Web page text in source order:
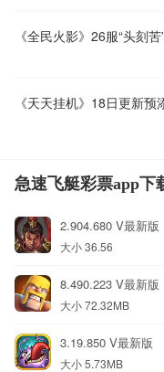
《全民火影》26服“头刻
急速飞艇彩票app下
2.904.680 V最新版
大小 36.56
8.490.223 V最新版
大小 72.32MB
3.19.850 V最新版
大小 5.73MB